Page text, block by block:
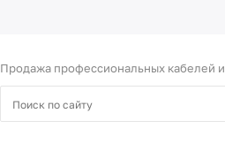
Продажа профессиональных кабелей